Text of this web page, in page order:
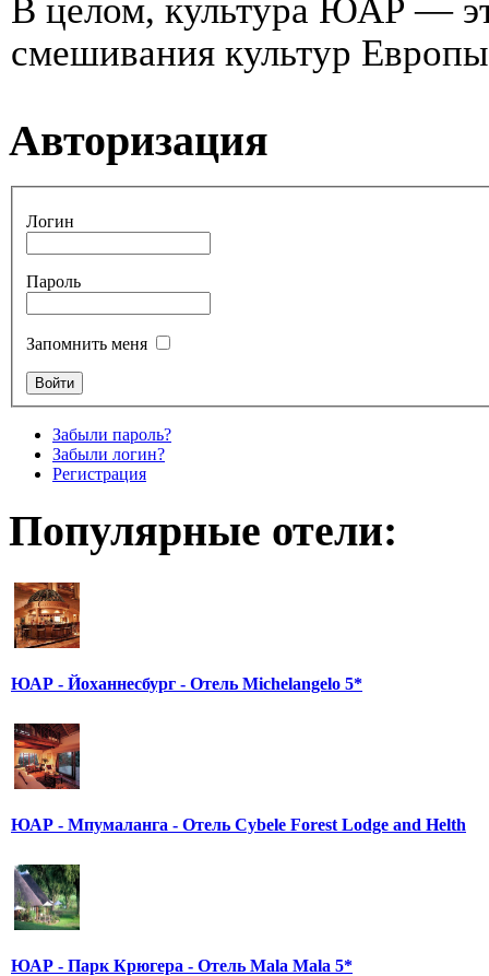
В целом, культура ЮАР —
смешивания культур
Авторизация
Логин
Пароль
Запомнить меня
Забыли пароль?
Забыли логин?
Регистрация
Популярные отели:
ЮАР - Йоханнесбург - Отель Michelangelo 5*
ЮАР - Мпумаланга - Отель Cybele Forest Lodge and Helth
ЮАР - Парк Крюгера - Отель Mala Mala 5*